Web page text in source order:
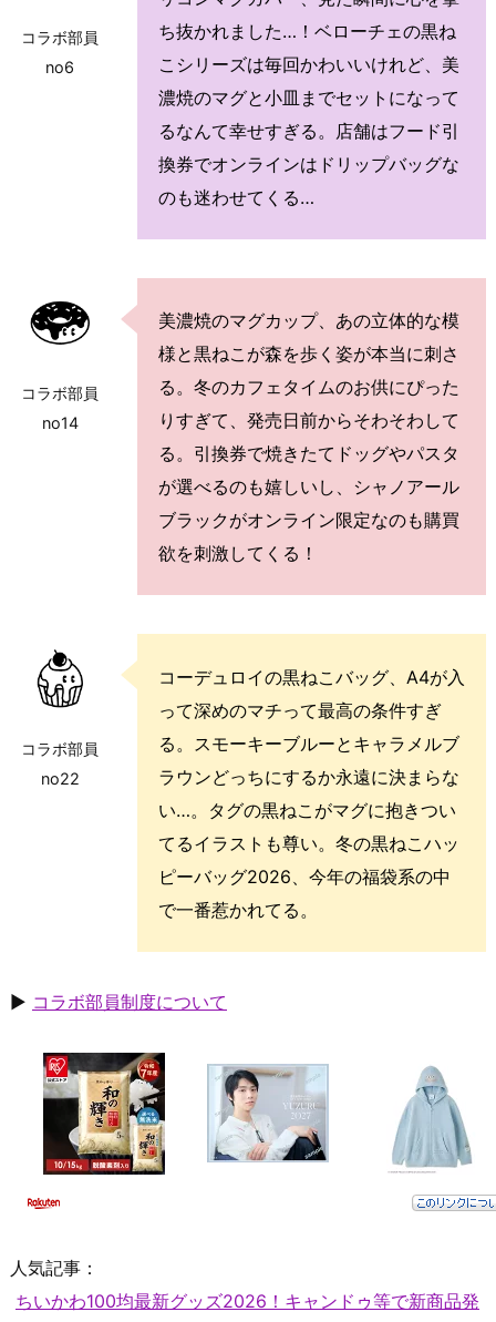
コラボ部員
no6
ち抜かれました…！ベローチェの黒ね
こシリーズは毎回かわいいけれど、美
濃焼のマグと小皿までセットになって
るなんて幸せすぎる。店舗はフード引
換券でオンラインはドリップバッグな
のも迷わせてくる…
コラボ部員
no14
美濃焼のマグカップ、あの立体的な模
様と黒ねこが森を歩く姿が本当に刺さ
る。冬のカフェタイムのお供にぴった
りすぎて、発売日前からそわそわして
る。引換券で焼きたてドッグやパスタ
が選べるのも嬉しいし、シャノアール
ブラックがオンライン限定なのも購買
欲を刺激してくる！
コラボ部員
no22
コーデュロイの黒ねこバッグ、A4が入
って深めのマチって最高の条件すぎ
る。スモーキーブルーとキャラメルブ
ラウンどっちにするか永遠に決まらな
い…。タグの黒ねこがマグに抱きつい
てるイラストも尊い。冬の黒ねこハッ
ピーバッグ2026、今年の福袋系の中
で一番惹かれてる。
▶ コラボ部員制度について
人気記事：
ちいかわ100均最新グッズ2026！キャンドゥ等で新商品発